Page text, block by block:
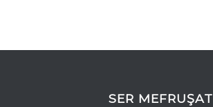
SER MEFRUŞAT